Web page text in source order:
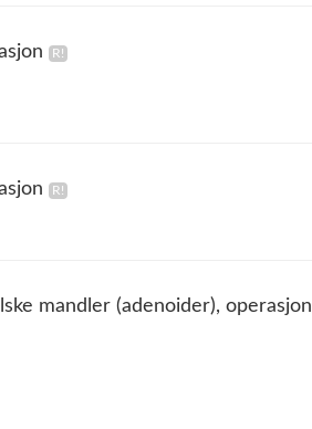
mandler (adenoider), operasjon